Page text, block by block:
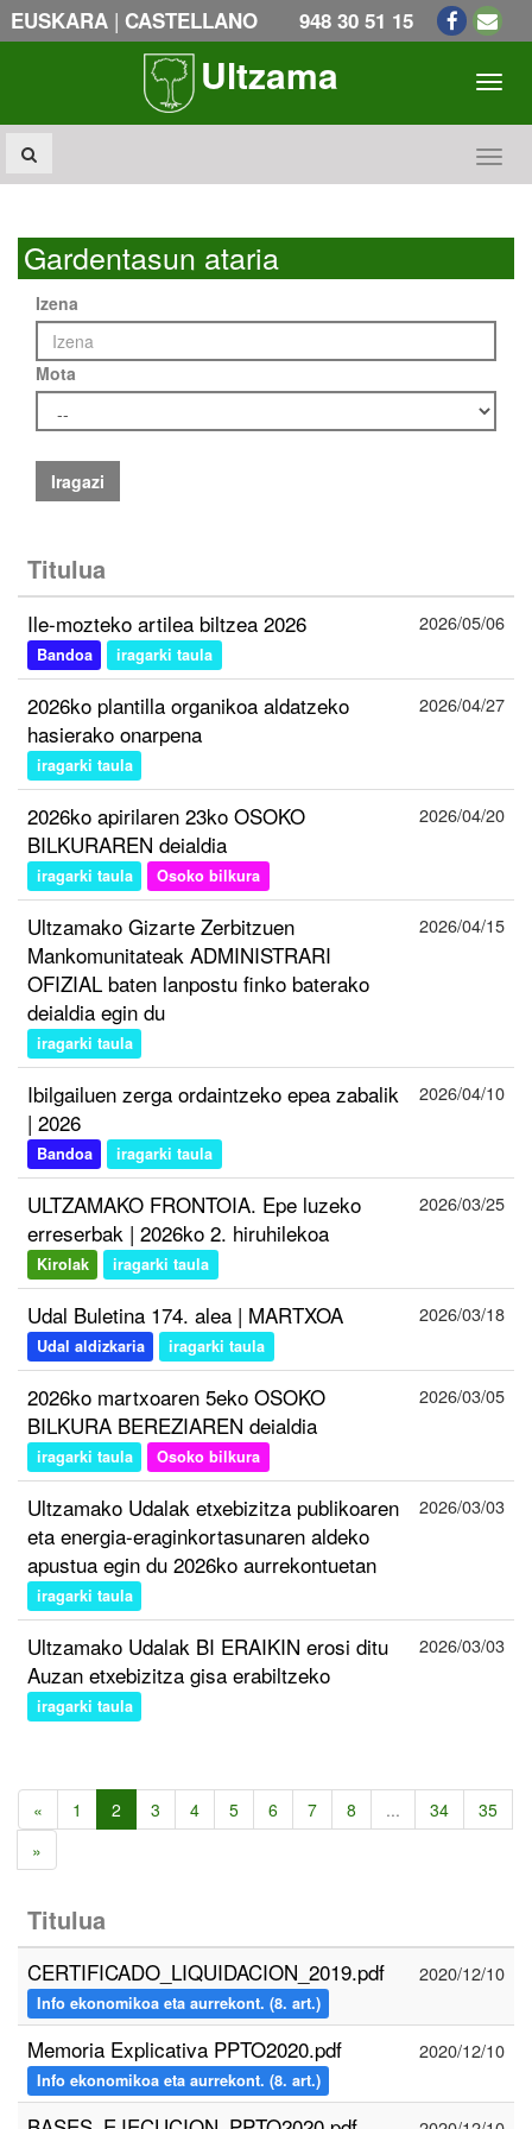
EUSKARA | CASTELLANO 948 30 51 15
Ultzama
Gardentasun ataria
Izena
Mota
Iragazi
Titulua
Ile-mozteko artilea biltzea 2026
Bandoa iragarki taula
2026/05/06
2026ko plantilla organikoa aldatzeko
hasierako onarpena
iragarki taula
2026/04/27
2026ko apirilaren 23ko OSOKO
BILKURAREN deialdia
iragarki taula Osoko bilkura
2026/04/20
Ultzamako Gizarte Zerbitzuen
Mankomunitateak ADMINISTRARI
OFIZIAL baten lanpostu finko baterako
deialdia egin du
iragarki taula
2026/04/15
Ibilgailuen zerga ordaintzeko epea zabalik
| 2026
Bandoa iragarki taula
2026/04/10
ULTZAMAKO FRONTOIA. Epe luzeko
erreserbak | 2026ko 2. hiruhilekoa
Kirolak iragarki taula
2026/03/25
Udal Buletina 174. alea | MARTXOA
Udal aldizkaria iragarki taula
2026/03/18
2026ko martxoaren 5eko OSOKO
BILKURA BEREZIAREN deialdia
iragarki taula Osoko bilkura
2026/03/05
Ultzamako Udalak etxebizitza publikoaren
eta energia-eraginkortasunaren aldeko
apustua egin du 2026ko aurrekontuetan
iragarki taula
2026/03/03
Ultzamako Udalak BI ERAIKIN erosi ditu
Auzan etxebizitza gisa erabiltzeko
iragarki taula
2026/03/03
« 1 2 3 4 5 6 7 8 ... 34
35
»
Titulua
CERTIFICADO_LIQUIDACION_2019.pdf
Info ekonomikoa eta aurrekont. (8. art.)
2020/12/10
Memoria Explicativa PPTO2020.pdf
Info ekonomikoa eta aurrekont. (8. art.)
2020/12/10